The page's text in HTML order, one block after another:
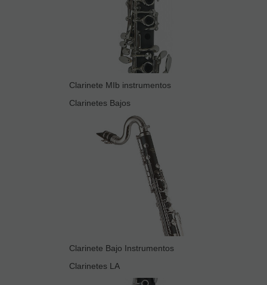
Clarinete MIb instrumentos
Clarinetes Bajos
Clarinete Bajo Instrumentos
Clarinetes LA